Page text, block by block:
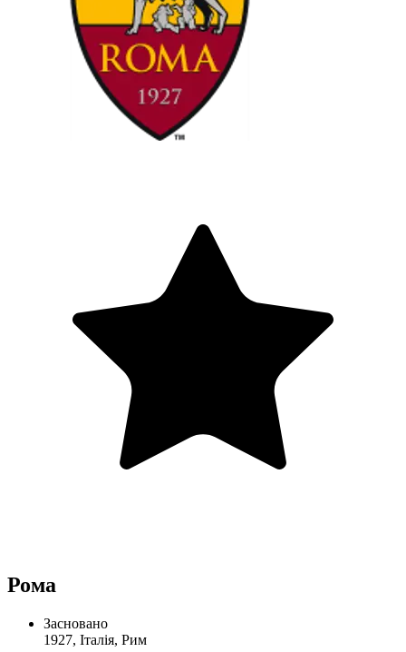
Рома
Засновано
1927, Італія, Рим